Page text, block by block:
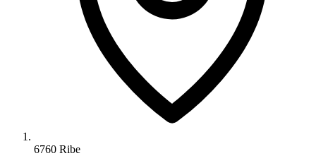
6760 Ribe